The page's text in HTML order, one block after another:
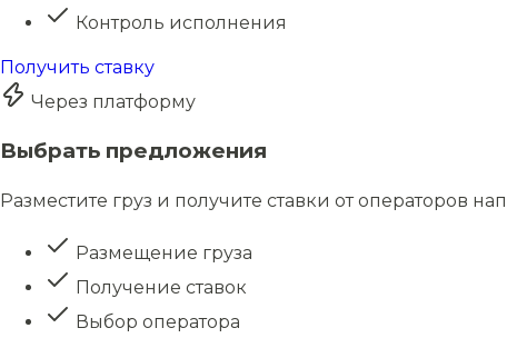
Контроль исполнения
Получить ставку
Через платформу
Выбрать предложения
Разместите груз и получите ставки от операторов
Размещение груза
Получение ставок
Выбор оператора